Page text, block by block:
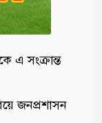
এ সংক্রান্ত
জনপ্রশাসন